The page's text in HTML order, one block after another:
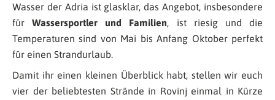
Wasser der Adria ist glasklar, das Angebot, insbesondere
fürWassersportler und Familien, ist riesig und die
Temperaturen sind von Mai bis Anfang Oktober perfekt
für einen Strandurlaub.
Damit ihr einen kleinen Überblick habt, stellen wir euch
vier der beliebtesten Strände in Rovinj einmal in Kürze